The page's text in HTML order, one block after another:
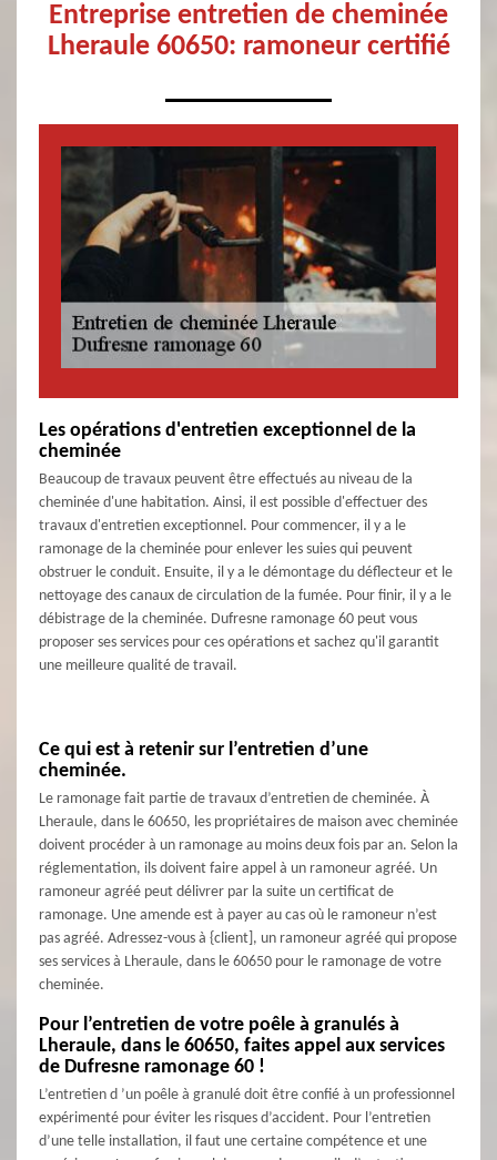
Entreprise entretien de cheminée
Lheraule 60650: ramoneur certifié
Les opérations d'entretien exceptionnel de la
cheminée
Beaucoup de travaux peuvent être effectués au niveau de la
cheminée d'une habitation. Ainsi, il est possible d'effectuer des
travaux d'entretien exceptionnel. Pour commencer, il y a le
ramonage de la cheminée pour enlever les suies qui peuvent
obstruer le conduit. Ensuite, il y a le démontage du déflecteur et le
nettoyage des canaux de circulation de la fumée. Pour finir, il y a le
débistrage de la cheminée. Dufresne ramonage 60 peut vous
proposer ses services pour ces opérations et sachez qu'il garantit
une meilleure qualité de travail.
Ce qui est à retenir sur l’entretien d’une
cheminée.
Le ramonage fait partie de travaux d’entretien de cheminée. À
Lheraule, dans le 60650, les propriétaires de maison avec cheminée
doivent procéder à un ramonage au moins deux fois par an. Selon la
réglementation, ils doivent faire appel à un ramoneur agréé. Un
ramoneur agréé peut délivrer par la suite un certificat de
ramonage. Une amende est à payer au cas où le ramoneur n’est
pas agréé. Adressez-vous à {client], un ramoneur agréé qui propose
ses services à Lheraule, dans le 60650 pour le ramonage de votre
cheminée.
Pour l’entretien de votre poêle à granulés à
Lheraule, dans le 60650, faites appel aux services
de Dufresne ramonage 60 !
L’entretien d ’un poêle à granulé doit être confié à un professionnel
expérimenté pour éviter les risques d’accident. Pour l’entretien
d’une telle installation, il faut une certaine compétence et une